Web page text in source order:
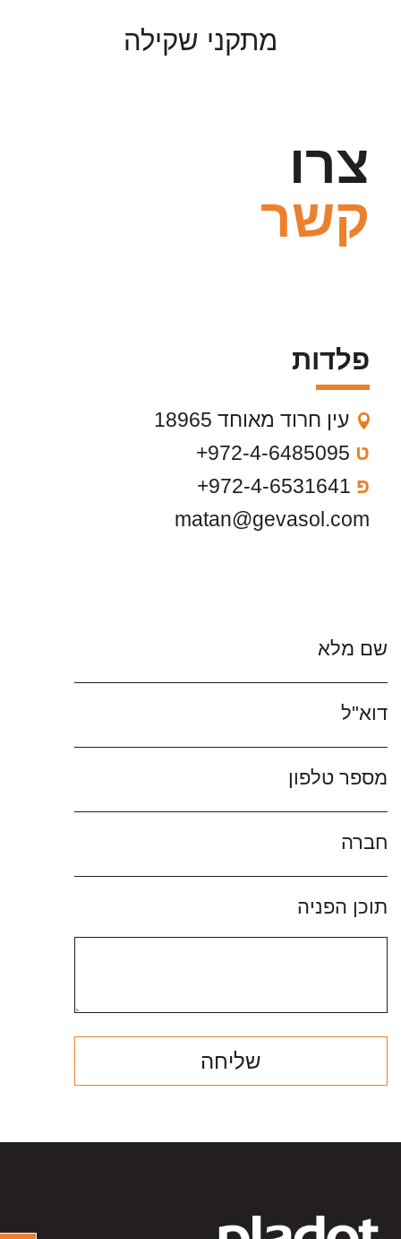
מתקני שקילה
צרו
קשר
פלדות
עין חרוד מאוחד 18965
ט 972-4-6485095+
פ 972-4-6531641+
matan@gevasol.com
שם מלא
דוא"ל
מספר טלפון
חברה
תוכן הפניה